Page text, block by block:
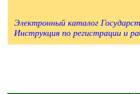
Электронный каталог
Инструкция по регистрации и